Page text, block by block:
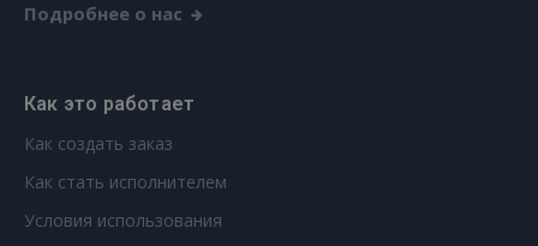
Подробнее о нас
Как это работает
Как создать заказ
Как стать исполнителем
Условия использования